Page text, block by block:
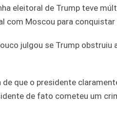
eleitoral de Trump teve
com Moscou para conquistar
julgou se Trump
de que o presidente
de fato cometeu um